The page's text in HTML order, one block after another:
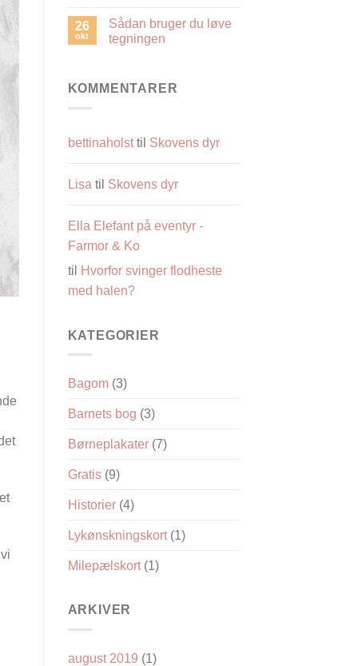
til
Leon
Løvehjerte
26
okt
Sådan bruger du løve
tegningen
Sådan
bruger
KOMMENTARER
bettinaholsttil Skovens dyr
Lisa til Skovens dyr
Ella Elefant på eventyr -
Farmor & Ko
til
Hvorfor svinger flodheste
med halen?
KATEGORIER
Bagom(3)
Barnets bog (3)
Børneplakater(7)
Gratis(9)
Historier(4)
Lykønskningskort(1)
Milepælskort(1)
ARKIVER
august 2019 (1)